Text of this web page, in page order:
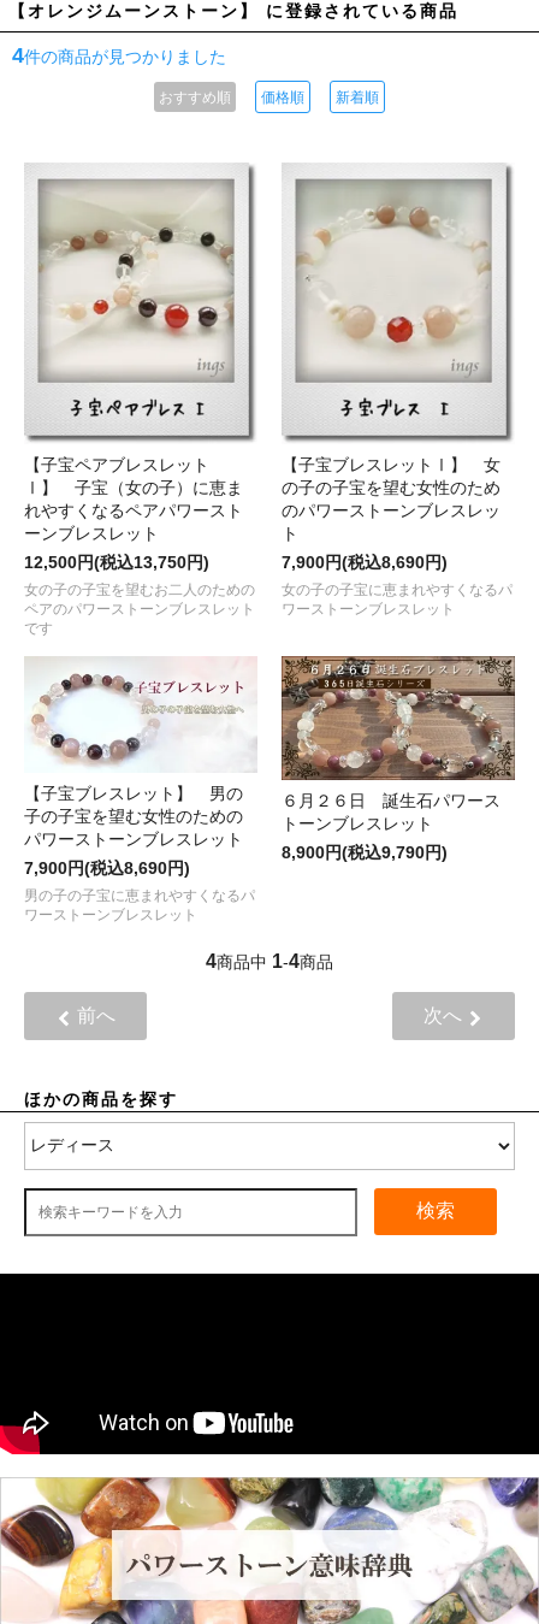
【オレンジムーンストーン】 に登録されている商品
4件の商品が見つかりました
おすすめ順 価格順 新着順
【子宝ペアブレスレット
Ⅰ】 子宝（女の子）に恵ま
れやすくなるペアパワースト
ーンブレスレット
12,500円(税込13,750円)
女の子の子宝を望むお二人のための
ペアのパワーストーンブレスレット
です
【子宝ブレスレットⅠ】 女
の子の子宝を望む女性のため
のパワーストーンブレスレッ
ト
7,900円(税込8,690円)
女の子の子宝に恵まれやすくなるパ
ワーストーンブレスレット
【子宝ブレスレット】 男の
子の子宝を望む女性のための
パワーストーンブレスレット
7,900円(税込8,690円)
男の子の子宝に恵まれやすくなるパ
ワーストーンブレスレット
６月２６日 誕生石パワース
トーンブレスレット
8,900円(税込9,790円)
4商品中 1-4商品
前へ 次へ
ほかの商品を探す
検索